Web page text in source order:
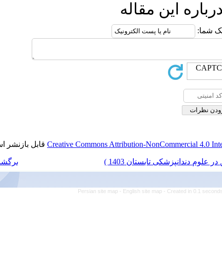
Creative Commonsقابل بازنشر است.
برگشت به فهرست نسخه ها
Persian site map -